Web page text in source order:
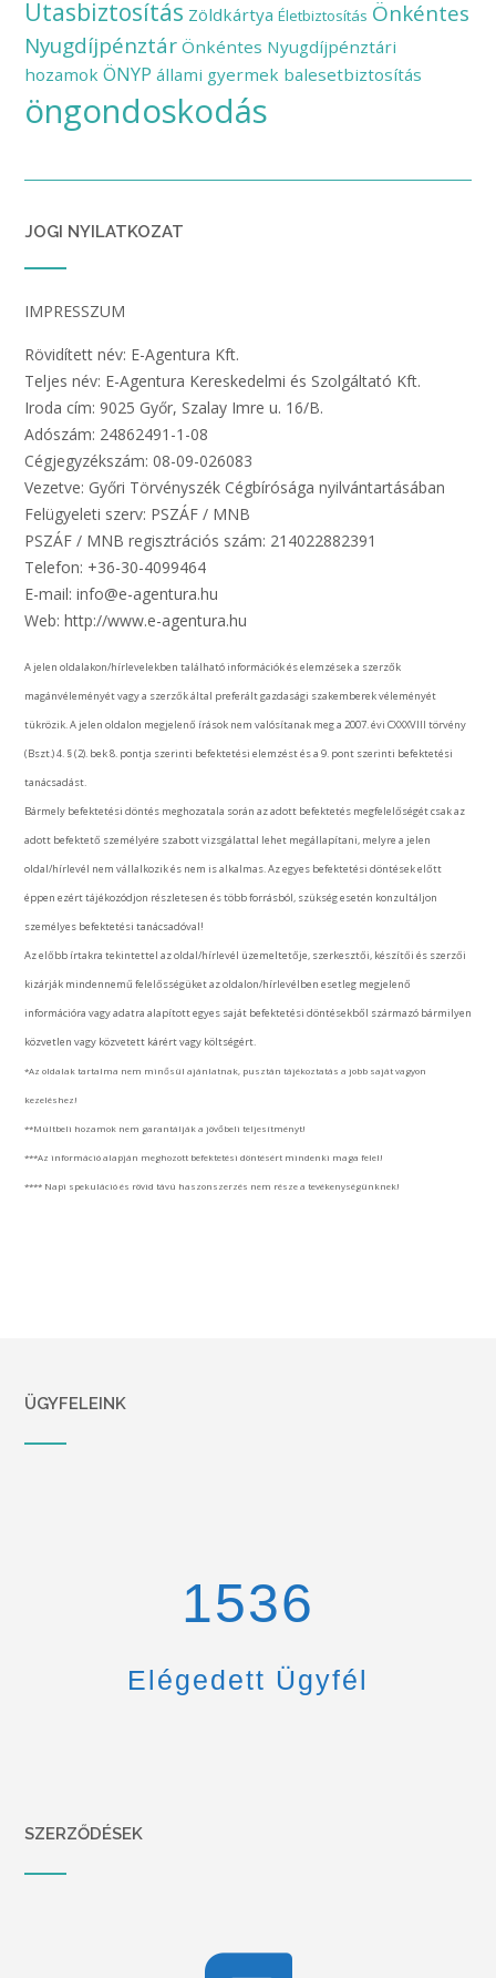
Utasbiztosítás Zöldkártya Életbiztosítás Önkéntes
Nyugdíjpénztár Önkéntes Nyugdíjpénztári
hozamok ÖNYP állami gyermek balesetbiztosítás
öngondoskodás
JOGI NYILATKOZAT
IMPRESSZUM
Rövidített név: E-Agentura Kft.
Teljes név: E-Agentura Kereskedelmi és Szolgáltató Kft.
Iroda cím: 9025 Győr, Szalay Imre u. 16/B.
Adószám: 24862491-1-08
Cégjegyzékszám: 08-09-026083
Vezetve: Győri Törvényszék Cégbírósága nyilvántartásában
Felügyeleti szerv: PSZÁF / MNB
PSZÁF / MNB regisztrációs szám: 214022882391
Telefon: +36-30-4099464
E-mail: info@e-agentura.hu
Web: http://www.e-agentura.hu
A jelen oldalakon/hírlevelekben található információk és elemzések a szerzők
magánvéleményét vagy a szerzők által preferált gazdasági szakemberek véleményét
tükrözik. A jelen oldalon megjelenő írások nem valósítanak meg a 2007. évi CXXXVIII törvény
(Bszt.) 4. § (2). bek 8. pontja szerinti befektetési elemzést és a 9. pont szerinti befektetési
tanácsadást.
Bármely befektetési döntés meghozatala során az adott befektetés megfelelőségét csak az
adott befektető személyére szabott vizsgálattal lehet megállapítani, melyre a jelen
oldal/hírlevél nem vállalkozik és nem is alkalmas. Az egyes befektetési döntések előtt
éppen ezért tájékozódjon részletesen és több forrásból, szükség esetén konzultáljon
személyes befektetési tanácsadóval!
Az előbb írtakra tekintettel az oldal/hírlevél üzemeltetője, szerkesztői, készítői és szerzői
kizárják mindennemű felelősségüket az oldalon/hírlevélben esetleg megjelenő
információra vagy adatra alapított egyes saját befektetési döntésekből származó bármilyen
közvetlen vagy közvetett kárért vagy költségért.
*Az oldalak tartalma nem minősül ajánlatnak, pusztán tájékoztatás a jobb saját vagyon
kezeléshez!
**Múltbeli hozamok nem garantálják a jövőbeli teljesítményt!
***Az információ alapján meghozott befektetési döntésért mindenki maga felel!
**** Napi spekuláció és rövid távú haszonszerzés nem része a tevékenységünknek!
ÜGYFELEINK
1670
Elégedett Ügyfél
SZERZŐDÉSEK